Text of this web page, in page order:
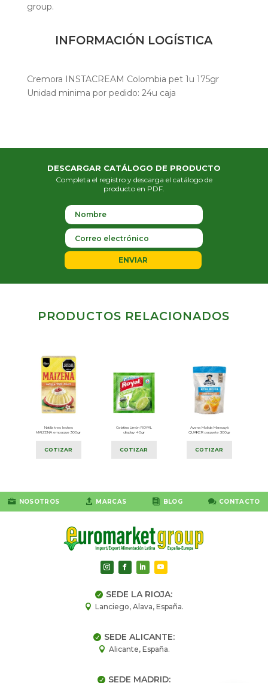
group.
INFORMACIÓN LOGÍSTICA
Cremora INSTACREAM Colombia pet 1u 175gr
Unidad minima por pedido: 24u caja
DESCARGAR CATÁLOGO DE PRODUCTO
Completa el registro y descarga el catálogo de
producto en PDF.
ENVIAR
PRODUCTOS RELACIONADOS
Natilla tres leches
MAIZENA empaque 300gr
COTIZAR
Gelatina Limón ROYAL
display 40gr
COTIZAR
Avena Molida Maracuyá
QUAKER paquete 300gr
COTIZAR
 NOSOTROS  MARCAS  BLOG  CONTACTO
 SEDE LA RIOJA:
 Lanciego, Alava, España.
 SEDE ALICANTE:
 Alicante, España.
 SEDE MADRID: